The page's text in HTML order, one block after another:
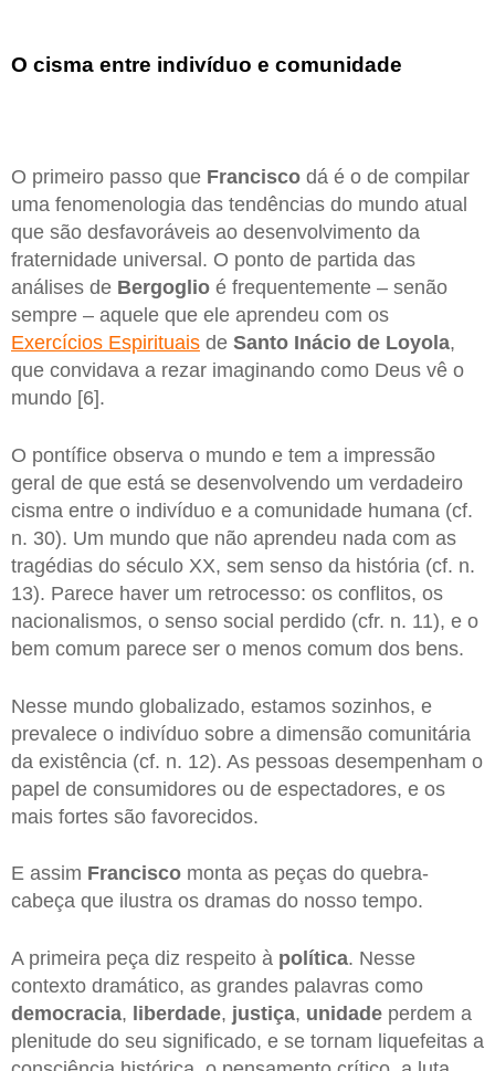
O cisma entre indivíduo e comunidade
O primeiro passo que Francisco dá é o de compilar
uma fenomenologia das tendências do mundo atual
que são desfavoráveis ao desenvolvimento da
fraternidade universal. O ponto de partida das
análises de Bergoglio é frequentemente – senão
sempre – aquele que ele aprendeu com os
Exercícios Espirituais de Santo Inácio de Loyola,
que convidava a rezar imaginando como Deus vê o
mundo [6].
O pontífice observa o mundo e tem a impressão
geral de que está se desenvolvendo um verdadeiro
cisma entre o indivíduo e a comunidade humana (cf.
n. 30). Um mundo que não aprendeu nada com as
tragédias do século XX, sem senso da história (cf. n.
13). Parece haver um retrocesso: os conflitos, os
nacionalismos, o senso social perdido (cfr. n. 11), e o
bem comum parece ser o menos comum dos bens.
Nesse mundo globalizado, estamos sozinhos, e
prevalece o indivíduo sobre a dimensão comunitária
da existência (cf. n. 12). As pessoas desempenham o
papel de consumidores ou de espectadores, e os
mais fortes são favorecidos.
E assim Francisco monta as peças do quebra-
cabeça que ilustra os dramas do nosso tempo.
A primeira peça diz respeito à política. Nesse
contexto dramático, as grandes palavras como
democracia, liberdade, justiça, unidade perdem a
plenitude do seu significado, e se tornam liquefeitas a